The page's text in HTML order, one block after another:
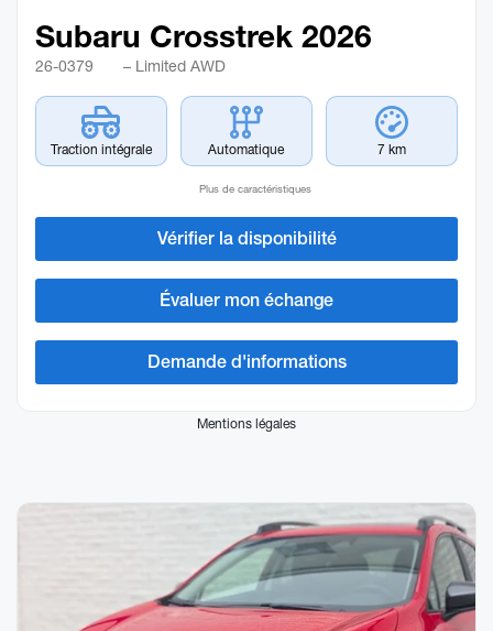
Subaru Crosstrek 2026
26-0379 – Limited AWD
Traction intégrale Automatique 7 km
Plus de caractéristiques
Vérifier la disponibilité
Évaluer mon échange
Demande d'informations
Mentions légales